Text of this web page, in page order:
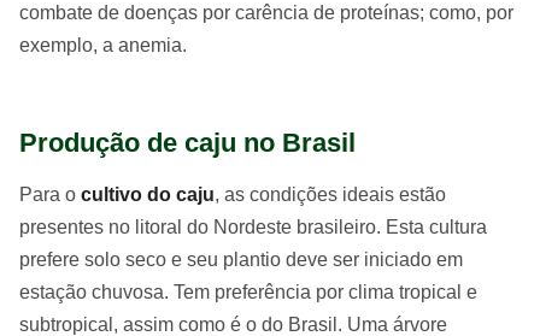
combate de doenças por carência de proteínas; como, por
exemplo, a anemia.
Produção de caju no Brasil
Para o cultivo do caju, as condições ideais estão
presentes no litoral do Nordeste brasileiro. Esta cultura
prefere solo seco e seu plantio deve ser iniciado em
estação chuvosa. Tem preferência por clima tropical e
subtropical, assim como é o do Brasil. Uma árvore